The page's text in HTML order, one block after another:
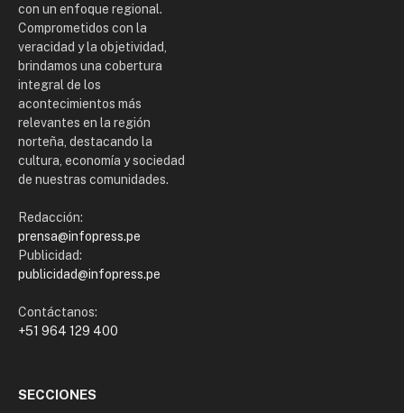
con un enfoque regional.
Comprometidos con la
veracidad y la objetividad,
brindamos una cobertura
integral de los
acontecimientos más
relevantes en la región
norteña, destacando la
cultura, economía y sociedad
de nuestras comunidades.
Redacción:
prensa@infopress.pe
Publicidad:
publicidad@infopress.pe
Contáctanos:
+51 964 129 400
SECCIONES